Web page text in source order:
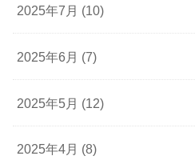
2025年7月 (10)
2025年6月 (7)
2025年5月 (12)
2025年4月 (8)